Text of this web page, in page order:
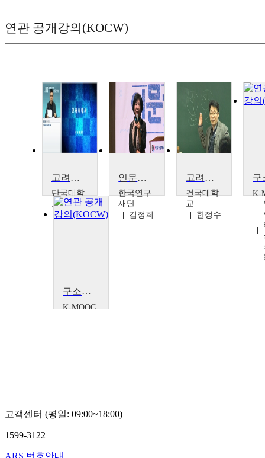
연관 공개강의(KOCW)
고려시대사
단국대학
교
문철영
인문학 강좌_왕실, 권력 그리고 미술 : 고려, 조선의 왕실발원 불화
한국연구
재단
김정희
고려시대사
건국대학
교
한정수
K-
구소련에서의 고려인 사회 형성과 발전
K-MOOC
고객센터 (평일: 09:00~18:00)
1599-3122